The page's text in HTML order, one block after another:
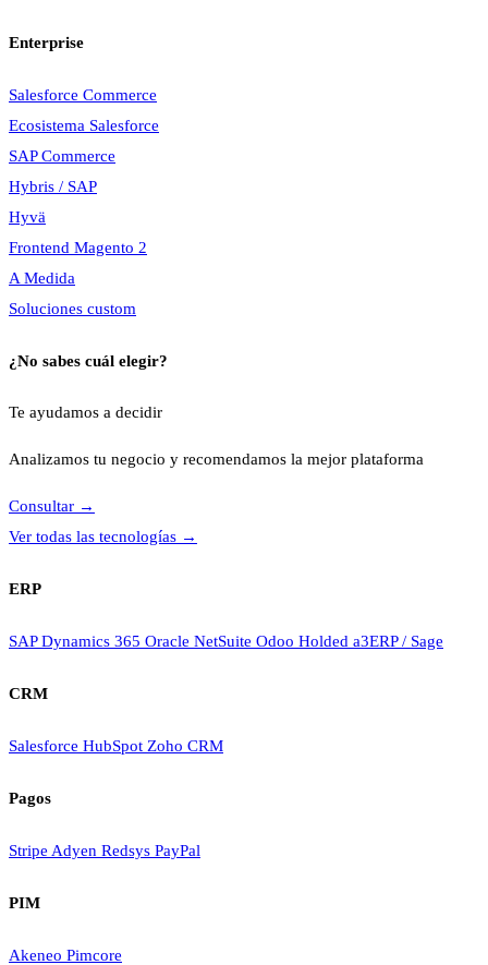
Enterprise
Salesforce Commerce
Ecosistema Salesforce
SAP Commerce
Hybris / SAP
Hyvä
Frontend Magento 2
A Medida
Soluciones custom
¿No sabes cuál elegir?
Te ayudamos a decidir
Analizamos tu negocio y recomendamos la mejor plataforma
Consultar →
Ver todas las tecnologías →
ERP
SAPDynamics 365 Oracle NetSuite Odoo Holded a3ERP / Sage
CRM
Salesforce HubSpot Zoho CRM
Pagos
Stripe Adyen Redsys PayPal
PIM
Akeneo Pimcore